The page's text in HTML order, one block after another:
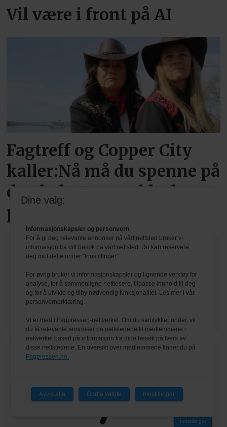
Vil være i front på AI
Fagtreff og Copper City
kaller:Nå må du spenne på
deg beltet og melde deg
på!
Innstillinger
Dine valg:
Informasjonskapsler og personvern
For å gi deg relevante annonser på vårt nettsted bruker vi
informasjon fra ditt besøk på vårt nettsted. Du kan reservere
deg mot dette under "Innstillinger".
For øvrig bruker vi informasjonskapsler og lignende verktøy for
analyse, for å sammenligne nettlesere, tilpasse innhold til deg
og for å utvikle og tilby nødvendig funksjonalitet. Les mer i vår
personvernerklæring.
Vi er med i Fagpressen-nettverket. Om du samtykker under, vil
du få relevante annonser på nettstedene til medlemmene i
nettverket basert på informasjon fra dine besøk på tvers av
disse nettstedene. En oversikt over medlemmene finner du på
Fagpressen.no.
Avvis alle Godta valgte Innstillinger